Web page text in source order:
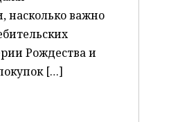
насколько важно
Рождества и
[…]